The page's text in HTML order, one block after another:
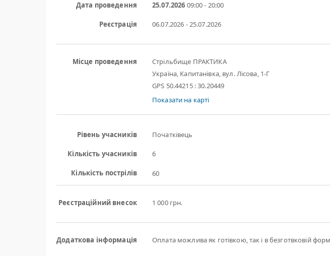
Дата проведення 25.07.2026 09:00 - 20:00
Реєстрація 06.07.2026 - 25.07.2026
Місце проведення
Стрільбище ПРАКТИКА
Україна, Капитанівка, вул. Лісова, 1-Г
GPS 50.44215 : 30.20449
Показати на карті
Рівень учасників Початківець
Кількість учасників 6
Кількість пострілів 60
Реєстраційний внесок 1 000 грн.
Додаткова інформація Оплата можлива як готівкою, так і в безготвковій